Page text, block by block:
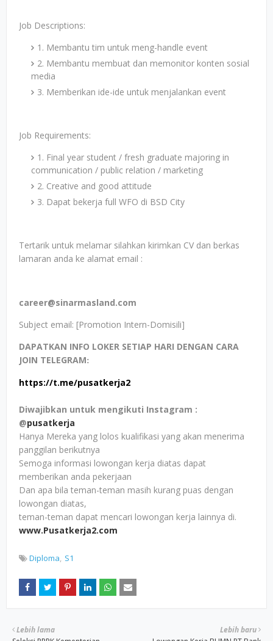
Job Descriptions:
1. Membantu tim untuk meng-handle event
2. Membantu membuat dan memonitor konten sosial
media
3. Memberikan ide-ide untuk menjalankan event
Job Requirements:
1. Final year student / fresh graduate majoring in
communication / public relation / marketing
2. Creative and good attitude
3. Dapat bekerja full WFO di BSD City
Tertarik untuk melamar silahkan kirimkan CV dan berkas
lamaran anda ke alamat email :
career@sinarmasland.com
Subject email: [Promotion Intern-Domisili]
DAPATKAN INFO LOKER SETIAP HARI DENGAN CARA
JOIN TELEGRAM:
https://t.me/pusatkerja2
Diwajibkan untuk mengikuti Instagram :
@pusatkerja
Hanya Mereka yang lolos kualifikasi yang akan menerima
panggilan berikutnya
Semoga informasi lowongan kerja diatas dapat
memberikan anda pekerjaan
Dan apa bila teman-teman masih kurang puas dengan
lowongan diatas,
teman-teman dapat mencari lowongan kerja lainnya di.
www.Pusatkerja2.com
Diploma S1
Lebih baru
Lebih lama